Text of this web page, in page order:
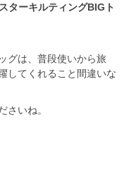
ターキルティングBIGト
グは、普段使いから旅
してくれること間違いな
さいね。